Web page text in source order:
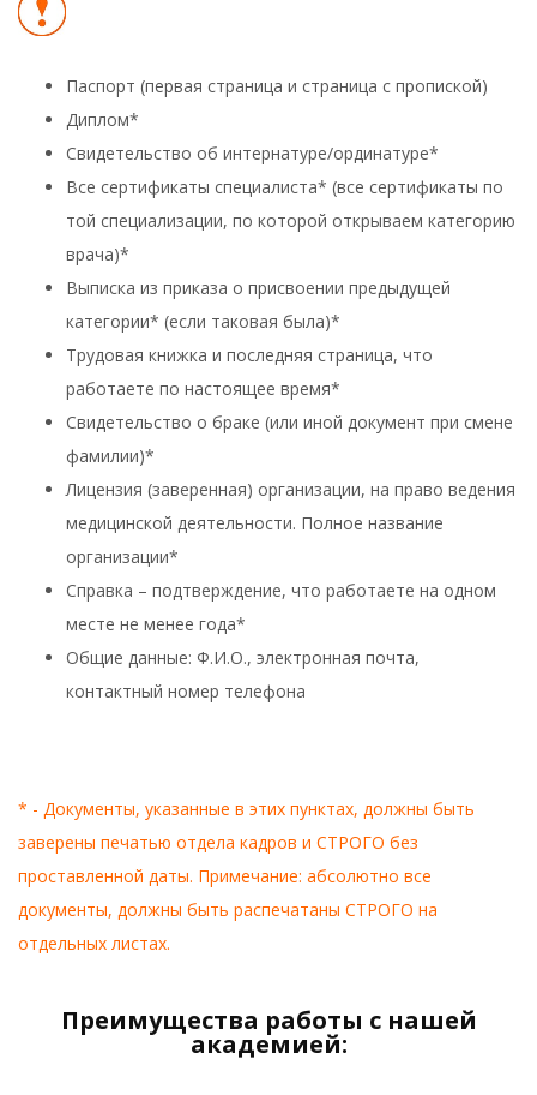
Паспорт (первая страница и страница с пропиской)
Диплом*
Свидетельство об интернатуре/ординатуре*
Все сертификаты специалиста* (все сертификаты по
той специализации, по которой открываем категорию
врача)*
Выписка из приказа о присвоении предыдущей
категории* (если таковая была)*
Трудовая книжка и последняя страница, что
работаете по настоящее время*
Свидетельство о браке (или иной документ при смене
фамилии)*
Лицензия (заверенная) организации, на право ведения
медицинской деятельности. Полное название
организации*
Справка – подтверждение, что работаете на одном
месте не менее года*
Общие данные: Ф.И.О., электронная почта,
контактный номер телефона
* - Документы, указанные в этих пунктах, должны быть
заверены печатью отдела кадров и СТРОГО без
проставленной даты. Примечание: абсолютно все
документы, должны быть распечатаны СТРОГО на
отдельных листах.
Преимущества работы с нашей
академией: